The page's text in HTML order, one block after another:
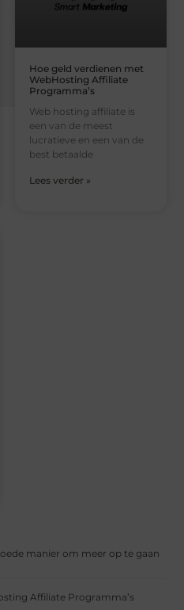
Hoe geld verdienen met
WebHosting Affiliate
Programma’s
Web hosting affiliate is
een van de meest
lucratieve en een van de
best betaalde
Lees verder »
manier om meer op te gaan
Affiliate Programma’s